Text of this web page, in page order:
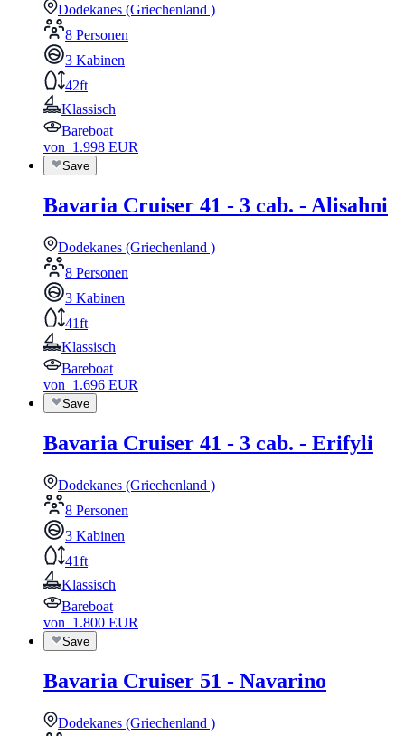
Dodekanes (Griechenland )
8 Personen
3 Kabinen
42ft
Klassisch
Bareboat
von 1.998 EUR
Save
Bavaria Cruiser 41 - 3 cab. - Alisahni
Dodekanes (Griechenland )
8 Personen
3 Kabinen
41ft
Klassisch
Bareboat
von 1.696 EUR
Save
Bavaria Cruiser 41 - 3 cab. - Erifyli
Dodekanes (Griechenland )
8 Personen
3 Kabinen
41ft
Klassisch
Bareboat
von 1.800 EUR
Save
Bavaria Cruiser 51 - Navarino
Dodekanes (Griechenland )